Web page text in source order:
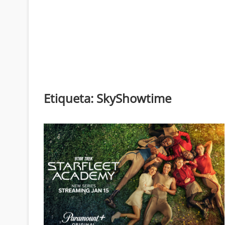
Etiqueta: SkyShowtime